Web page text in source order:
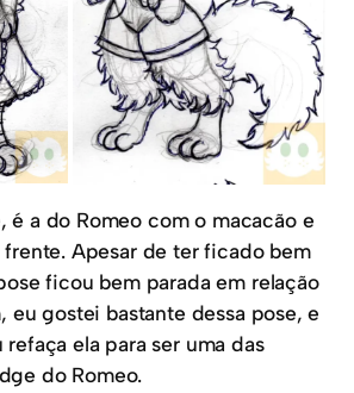
é a do Romeo com o macacão e
frente. Apesar de ter ficado bem
ficou bem parada em relação
eu gostei bastante dessa pose, e
ela para ser uma das
do Romeo.